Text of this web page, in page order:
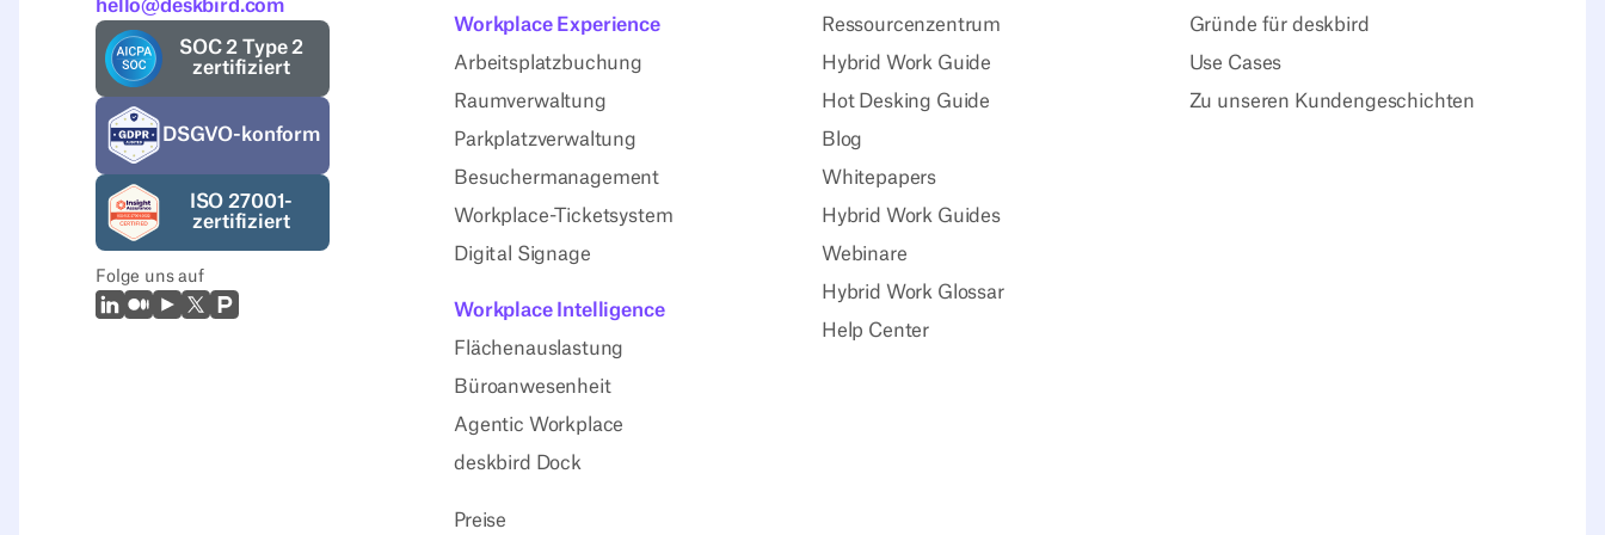
hello@deskbird.com
SOC 2 Type 2
zertifiziert
DSGVO-konform
ISO 27001-
zertifiziert
Folge uns auf
LinkedIn
MittelYoutube
X (Twitter)
Prodcut Hunt
Workplace Experience
Arbeitsplatzbuchung
Raumverwaltung
Parkplatzverwaltung
Besuchermanagement
Workplace-Ticketsystem
Digital Signage
Workplace Intelligence
Flächenauslastung
Büroanwesenheit
Agentic Workplace
deskbird Dock
Preise
Ressourcenzentrum
Hybrid Work Guide
Hot Desking Guide
Blog
Whitepapers
Hybrid Work Guides
Webinare
Hybrid Work Glossar
Help Center
Gründe für deskbird
Use Cases
Zu unseren Kundengeschichten